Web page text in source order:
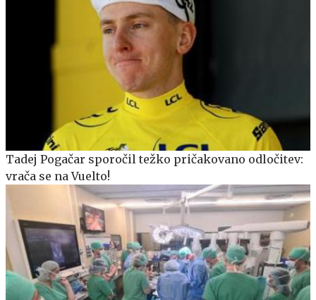
Tadej Pogačar sporočil težko pričakovano odločitev:
vrača se na Vuelto!